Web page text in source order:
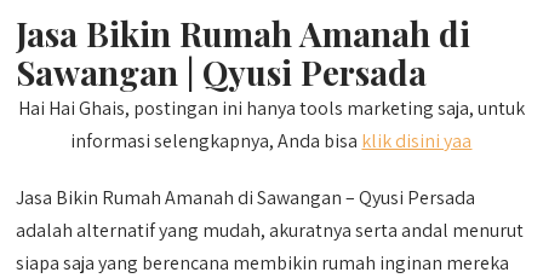
Jasa Bikin Rumah Amanah di
Sawangan | Qyusi Persada
Hai Hai Ghais, postingan ini hanya tools marketing saja, untuk
informasi selengkapnya, Anda bisa klik disini yaa
Jasa Bikin Rumah Amanah di Sawangan – Qyusi Persada
adalah alternatif yang mudah, akuratnya serta andal menurut
siapa saja yang berencana membikin rumah inginan mereka